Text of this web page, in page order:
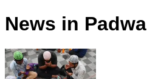
News in Padwa